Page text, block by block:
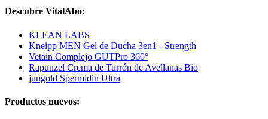
Descubre VitalAbo:
KLEAN LABS
Kneipp MEN Gel de Ducha 3en1 - Strength
Vetain Complejo GUTPro 360°
Rapunzel Crema de Turrón de Avellanas Bio
jungold Spermidin Ultra
Productos nuevos: